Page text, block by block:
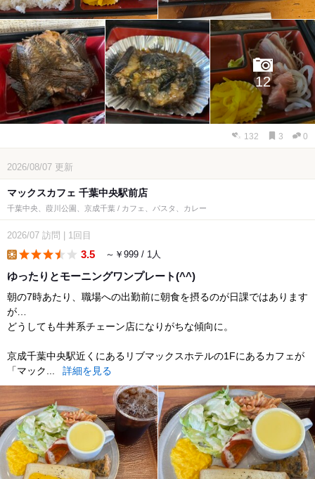
12
132 3 0
2026/08/07 更新
マックスカフェ 千葉中央駅前店
千葉中央、葭川公園、京成千葉 / カフェ、パスタ、カレー
2026/07 訪問 1回目
3.5 ～￥999 / 1人
ゆったりとモーニングワンプレート(^^)
朝の7時あたり、職場への出勤前に朝食を摂るのが日課ではあります
が…
どうしても牛丼系チェーン店になりがちな傾向に。
京成千葉中央駅近くにあるリブマックスホテルの1Fにあるカフェが
「マック...
詳細を見る